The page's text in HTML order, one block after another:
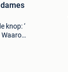
knop: ‘